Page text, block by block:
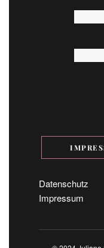
Datenschutz
Impressum